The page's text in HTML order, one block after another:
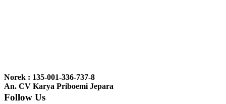
nyesel deh beli geby...
Norek : 135-001-336-737-8
An. CV Karya Priboemi Jepara
Follow Us